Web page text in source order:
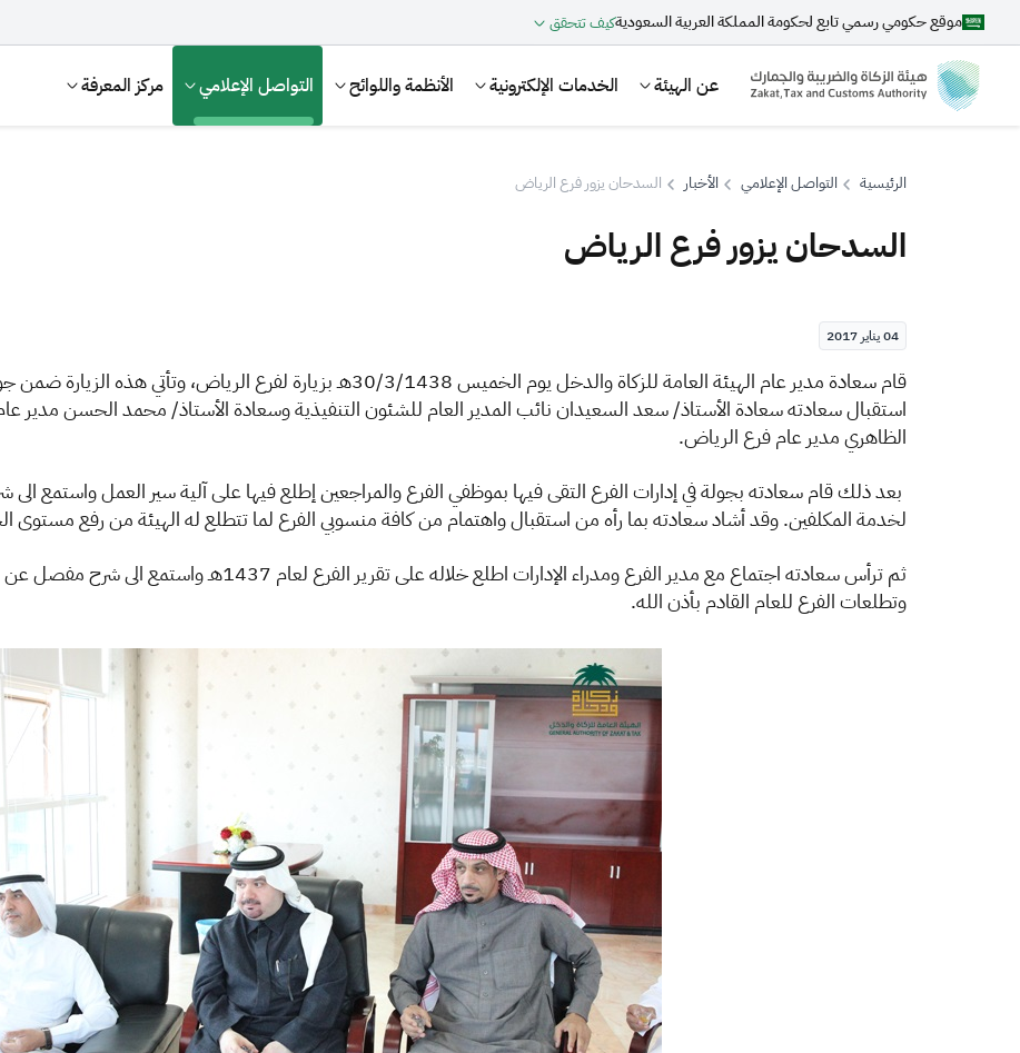
موقع حكومي رسمي تابع لحكومة المملكة العربية السعوديةكيف تتحقق
عن الهيئة الخدمات الإلكترونية الأنظمة واللوائح التواصل الإعلامي مركز المعرفة
بحث
اقتراحات
الزكاة الجمارك ضريبة القيمة المضافة الإقرار الضريبي التصرفات العقارية
الرئيسية التواصل الإعلامي الأخبار السدحان يزور فرع الرياض
السدحان يزور فرع الرياض
04 يناير 2017
قام سعادة مدير عام الهيئة العامة للزكاة والدخل يوم الخميس 30/3/1438هـ بزيارة
استقبال سعادته سعادة الأستاذ/ سعد السعيدان نائب المدير العام للشئون التنفيذية وسعادة الأستاذ/ محمد الحسن مدير عام
الظاهري مدير عام فرع الرياض.
بعد ذلك قام سعادته بجولة في إدارات الفرع التقى فيها بموظفي الفرع والمراجعين إطلع فيها على آلية سير العمل واستمع
لخدمة المكلفين. وقد أشاد سعادته بما رأه من استقبال واهتمام من كافة منسوبي الفرع لما تتطلع له الهيئة من رفع مستوى
ثم ترأس سعادته اجتماع مع مدير الفرع ومدراء الإدارات اطلع
وتطلعات الفرع للعام القادم بأذن الله.